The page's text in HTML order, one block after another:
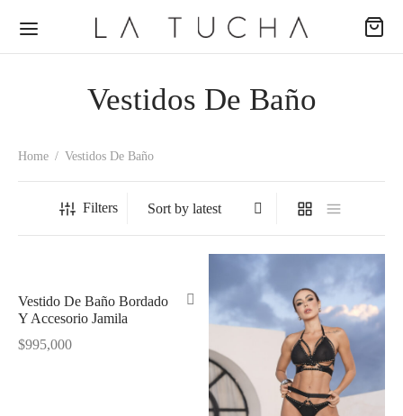
Vestidos De Baño
Home / Vestidos De Baño
Filters
Vestido De Baño Bordado
Y Accesorio Jamila
$995,000
Back
Back
Back